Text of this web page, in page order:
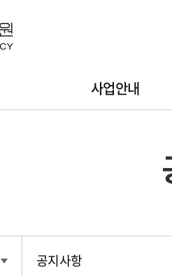
사업안내
공지사항